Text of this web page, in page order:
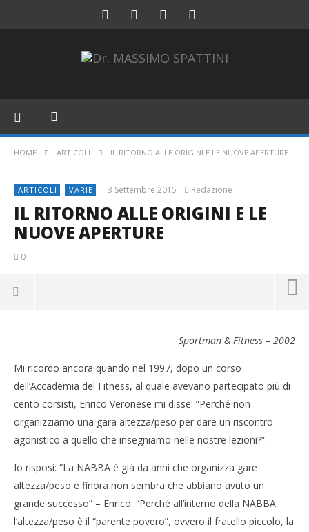
HOME ARTICOLI IL RITORNO ALLE ORIGINI E LE NUOVE APERTURE
ARTICOLI VARIE 3 Settembre 2015 Redazione
IL RITORNO ALLE ORIGINI E LE
NUOVE APERTURE
0
2015
Redazione
Sportman & Fitness – 2002
Mi ricordo ancora quando nel 1997, dopo un corso
dell’Accademia del Fitness, al quale avevano partecipato più di
cento corsisti, Enrico Veronese mi disse: “Perché non
organizziamo una gara altezza/peso per dare un riscontro
agonistico a quello che insegniamo nelle nostre lezioni?”.
Io risposi: “La NABBA è già da anni che organizza gare
altezza/peso e finora non sembra che abbiano avuto un
grande successo” – Enrico: “Perché all’interno della NABBA
l’altezza/peso è il “parente povero”, ovvero il fratello piccolo, la